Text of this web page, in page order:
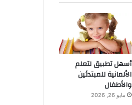
أسهل تطبيق لتعلم
الألمانية للمبتدئين
والأطفال
مايو 26, 2026